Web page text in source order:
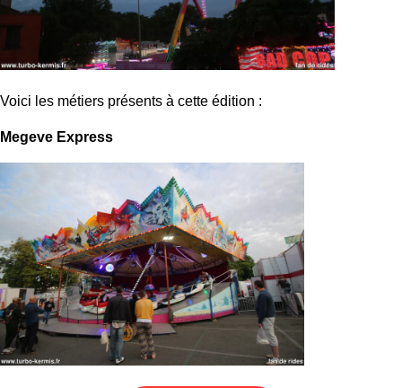
Voici les métiers présents à cette édition :
Megeve Express